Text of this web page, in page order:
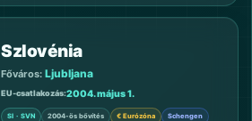
Szlovénia
Főváros: Ljubljana
EU-csatlakozás 2004. május 1.
SI · SVN 2004-ös bővítés € Eurózóna Schengen